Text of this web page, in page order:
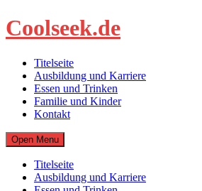
Skip
to
Coolseek.de
Titelseite
Ausbildung und Karriere
Essen und Trinken
Familie und Kinder
Kontakt
Open Menu
Titelseite
Ausbildung und Karriere